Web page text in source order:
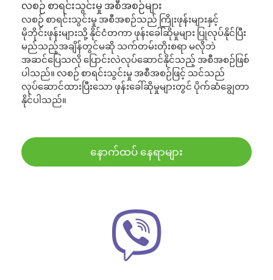
လစဉ် စာရင်းသွင်းမှု အစီအစဉ်များ
လစဉ် စာရင်းသွင်းမှု အစီအစဉ်သည် ကြိုးဖုန်းများနှင့်
မိုဘိုင်းဖုန်းများသို့ နိုင်ငံတကာ ဖုန်းခေါ်ဆိုမှုများ ပြုလုပ်နိုင်ပြီး
မည်သည့်အချိန်တွင်မဆို သက်တမ်းတိုးစရာ မလိုဘဲ
အဆင်ပြေသလို ပြောင်းလဲလုပ်ဆောင်နိုင်သည့် အစီအစဉ်ဖြစ်
ပါသည်။ လစဉ် စာရင်းသွင်းမှု အစီအစဉ်ဖြင့် သင်သည်
လုပ်ဆောင်ထားပြီးသော ဖုန်းခေါ်ဆိုမှုများတွင် ပိုက်ဆံချွေတာ
နိုင်ပါသည်။
နောက်ထပ် နေရာများ